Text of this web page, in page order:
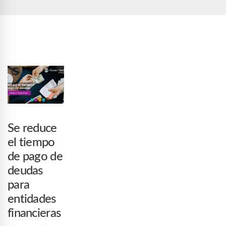
Se reduce
el tiempo
de pago de
deudas
para
entidades
financieras